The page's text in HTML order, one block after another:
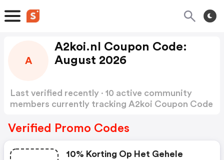
A
A2koi.nl Coupon Code:
August 2026
Last verified recently · 10 active community
members currently tracking A2koi Coupon Code
Verified Promo Codes
10% Korting Op Het Gehele